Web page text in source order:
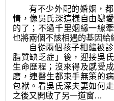
有不少外配的婚姻，
情，像吳氏深這樣自由戀
的了；不過千里姻緣一線
也將兩個不該相遇的基因給
自從兩個孩子相繼被
脂質缺乏症」後，迎接吳
生命歷程；沒來得及感受
磨，連醫生都束手無策的
包袱。看吳氏深夫妻如何
之後又開啟了另一道窗…